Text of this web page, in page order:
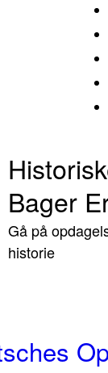
Bager
Gå på
historie